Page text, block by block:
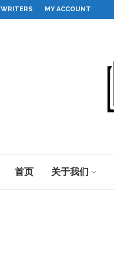
WRITERS MY ACCOUNT
首页 关于我们